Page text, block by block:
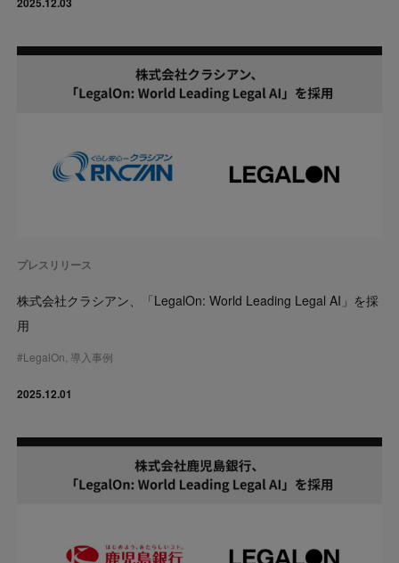
プレスリリース
株式会社クラシアン、「LegalOn: World Leading Legal AI」を採
用
#LegalOn 導入事例
2025.12.01